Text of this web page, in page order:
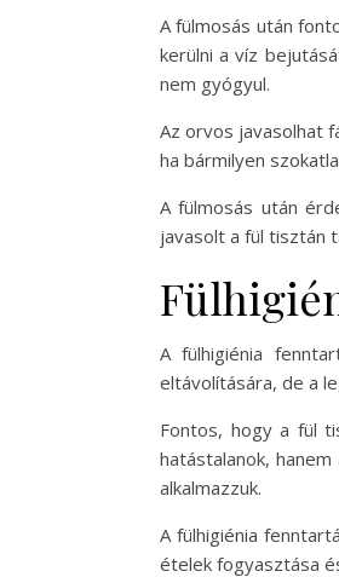
A fülmosás után
kerülni a víz
nem gyógyul.
Az orvos javasolhat
ha bármilyen
A fülmosás után
javasolt a fül tisztán
A fülhigiénia
eltávolítására, de a
Fontos, hogy a fül
hatástalanok,
alkalmazzuk.
A fülhigiénia
ételek fogyasztása